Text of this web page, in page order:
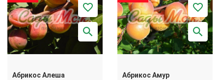
Абрикос Алеша Абрикос Амур